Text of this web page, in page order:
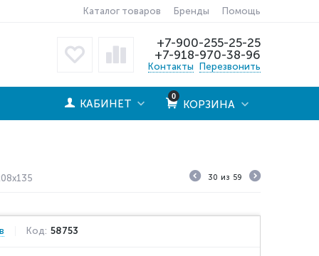
Каталог товаров Бренды Помощь
+7-900-255-25-25
+7-918-970-38-96
Контакты Перезвонить
0
КОРЗИНА
КАБИНЕТ
30 из 59
Код: 58753